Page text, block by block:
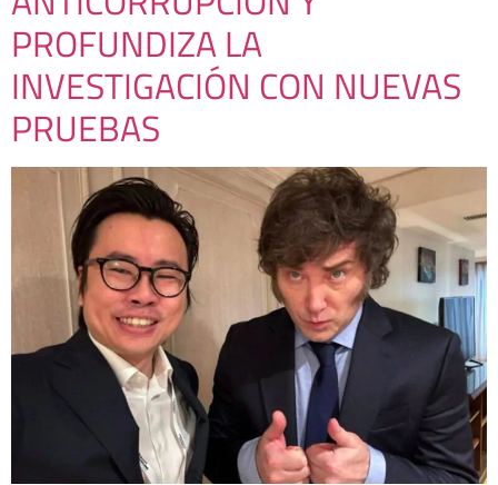
PROFUNDIZA LA
INVESTIGACIÓN CON NUEVAS
PRUEBAS